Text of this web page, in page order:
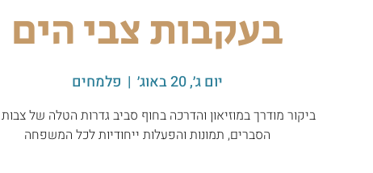
בעקבות צבי הים
יום ג׳, 20 באוג׳
  |
פלמחים
הסברים, תמונות והפעלות ייחודיות לכל המשפחה